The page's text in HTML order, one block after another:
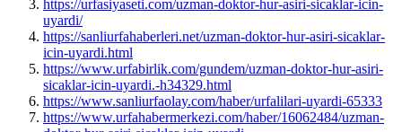
https://urfasiyaseti.com/uzman-doktor-hur-asiri-sicaklar-icin-
uyardi/
https://sanliurfahaberleri.net/uzman-doktor-hur-asiri-sicaklar-
icin-uyardi.html
https://www.urfabirlik.com/gundem/uzman-doktor-hur-asiri-
sicaklar-icin-uyardi.-h34329.html
https://www.sanliurfaolay.com/haber/urfalilari-uyardi-65333
https://www.urfahabermerkezi.com/haber/16062484/uzman-